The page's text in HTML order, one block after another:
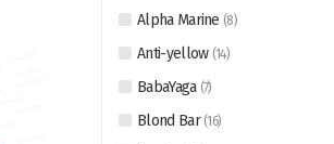
Alpha Marine (8)
Anti-yellow (14)
BabaYaga (7)
Blond Bar (16)